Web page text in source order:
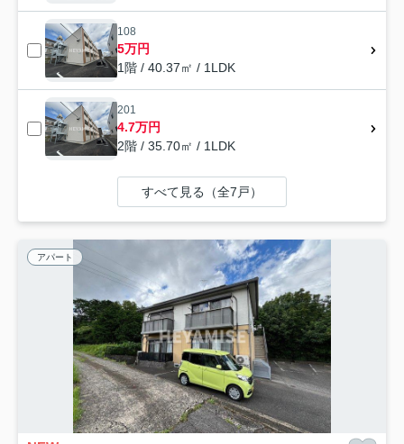
108
5万円
1階 / 40.37㎡ / 1LDK
201
4.7万円
2階 / 35.70㎡ / 1LDK
すべて見る（全7戸）
アパート